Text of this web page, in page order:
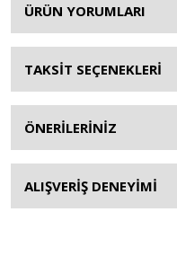
ÜRÜN YORUMLARI
TAKSİT SEÇENEKLERİ
ÖNERİLERİNİZ
ALIŞVERİŞ DENEYİMİ